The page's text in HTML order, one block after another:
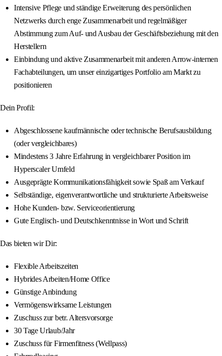
Intensive Pflege und ständige Erweiterung des persönlichen
Netzwerks durch enge Zusammenarbeit und regelmäßiger
Abstimmung zum Auf- und Ausbau der Geschäftsbeziehung mit den
Herstellern
Einbindung und aktive Zusammenarbeit mit anderen Arrow-internen
Fachabteilungen, um unser einzigartiges Portfolio am Markt zu
positionieren
Dein Profil:
Abgeschlossene kaufmännische oder technische Berufsausbildung
(oder vergleichbares)
Mindestens 3 Jahre Erfahrung in vergleichbarer Position im
Hyperscaler Umfeld
Ausgeprägte Kommunikationsfähigkeit sowie Spaß am Verkauf
Selbständige, eigenverantwortliche und strukturierte Arbeitsweise
Hohe Kunden- bzw. Serviceorientierung
Gute Englisch- und Deutschkenntnisse in Wort und Schrift
Das bieten wir Dir:
Flexible Arbeitszeiten
Hybrides Arbeiten/Home Office
Günstige Anbindung
Vermögenswirksame Leistungen
Zuschuss zur betr. Altersvorsorge
30 Tage Urlaub/Jahr
Zuschuss für Firmenfitness (Wellpass)